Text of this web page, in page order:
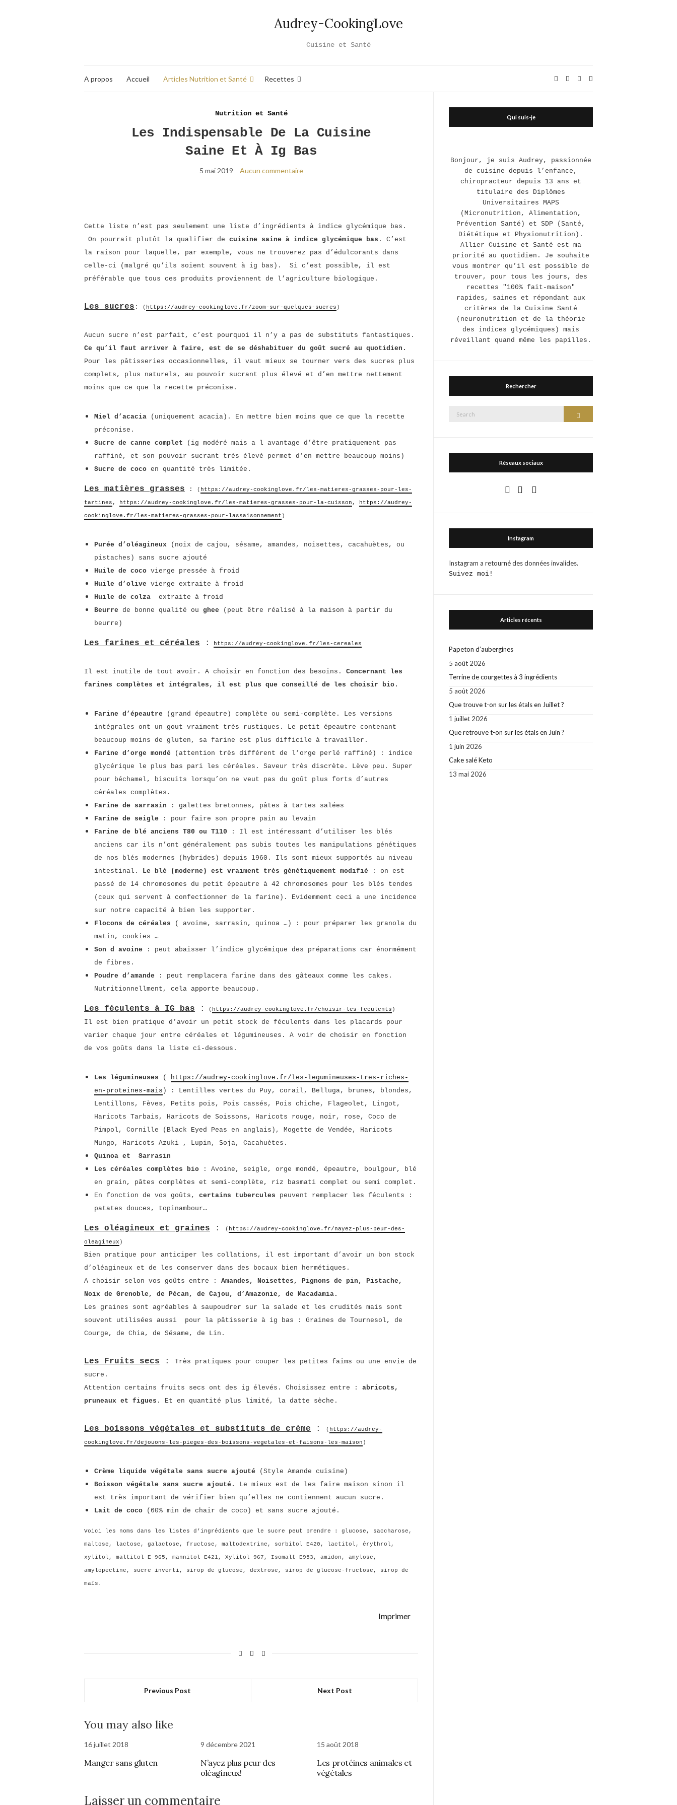
Audrey-CookingLove
Cuisine et Santé
A propos Accueil Articles Nutrition et Santé Recettes
Nutrition et Santé
Les Indispensable De La Cuisine
Saine Et À Ig Bas
5 mai 2019 Aucun commentaire
Cette liste n’est pas seulement une liste d’ingrédients à indice glycémique bas.
On pourrait plutôt la qualifier de cuisine saine à indice glycémique bas . C’est
la raison pour laquelle, par exemple, vous ne trouverez pas d’édulcorants dans
celle-ci (malgré qu’ils soient souvent à ig bas). Si c’est possible, il est
préférable que tous ces produits proviennent de l’agriculture biologique.
Les sucres : ( https://audrey-cookinglove.fr/zoom-sur-quelques-sucres )
Aucun sucre n’est parfait, c’est pourquoi il n’y a pas de substituts fantastiques.
Ce qu’il faut arriver à faire, est de se déshabituer du goût sucré au quotidien.
Pour les pâtisseries occasionnelles, il vaut mieux se tourner vers des sucres plus
complets, plus naturels, au pouvoir sucrant plus élevé et d’en mettre nettement
moins que ce que la recette préconise.
Miel d’acacia (uniquement acacia). En mettre bien moins que ce que la recette
préconise.
Sucre de canne complet (ig modéré mais a l avantage d’être pratiquement pas
raffiné, et son pouvoir sucrant très élevé permet d’en mettre beaucoup moins)
Sucre de coco en quantité très limitée.
Les matières grasses : ( https://audrey-cookinglove.fr/les-matieres-grasses-pour-les-
tartines , https://audrey-cookinglove.fr/les-matieres-grasses-pour-la-cuisson , https://audrey-
cookinglove.fr/les-matieres-grasses-pour-lassaisonnement )
Purée d’oléagineux (noix de cajou, sésame, amandes, noisettes, cacahuètes, ou
pistaches) sans sucre ajouté
Huile de coco vierge pressée à froid
Huile d’olive vierge extraite à froid
Huile de colza
extraite à froid
Beurre de bonne qualité ou ghee
(peut être réalisé à la maison à partir du
beurre)
Les farines et céréales : https://audrey-cookinglove.fr/les-cereales
Il est inutile de tout avoir. A choisir en fonction des besoins. Concernant les
farines complètes et intégrales, il est plus que conseillé de les choisir bio.
Farine d’épeautre (grand épeautre) complète ou semi-complète. Les versions
intégrales ont un gout vraiment très rustiques. Le petit épeautre contenant
beaucoup moins de gluten, sa farine est plus difficile à travailler.
Farine d’orge mondé (attention très différent de l’orge perlé raffiné) : indice
glycérique le plus bas pari les céréales. Saveur très discrète. Lève peu. Super
pour béchamel, biscuits lorsqu’on ne veut pas du goût plus forts d’autres
céréales complètes.
Farine de sarrasin : galettes bretonnes, pâtes à tartes salées
Farine de seigle : pour faire son propre pain au levain
Farine de blé anciens T80 ou T110 : Il est intéressant d’utiliser les blés
anciens car ils n’ont généralement pas subis toutes les manipulations génétiques
de nos blés modernes (hybrides) depuis 1960. Ils sont mieux supportés au niveau
intestinal.
Le blé (moderne) est vraiment très génétiquement modifié : on est
passé de 14 chromosomes du petit épeautre à 42 chromosomes pour les blés tendes
(ceux qui servent à confectionner de la farine). Evidemment ceci a une incidence
sur notre capacité à bien les supporter.
Flocons de céréales ( avoine, sarrasin, quinoa …) : pour préparer les granola du
matin, cookies …
Son d avoine : peut abaisser l’indice glycémique des préparations car énormément
de fibres.
Poudre d’amande : peut remplacera farine dans des gâteaux comme les cakes.
Nutritionnellment, cela apporte beaucoup.
Les féculents à IG bas : ( https://audrey-cookinglove.fr/choisir-les-feculents )
Il est bien pratique d’avoir un petit stock de féculents dans les placards pour
varier chaque jour entre céréales et légumineuses. A voir de choisir en fonction
de vos goûts dans la liste ci-dessous.
Les légumineuses ( https://audrey-cookinglove.fr/les-legumineuses-tres-riches-
en-proteines-mais ) : Lentilles vertes du Puy, corail, Belluga, brunes, blondes,
Lentillons, Fèves, Petits pois, Pois cassés, Pois chiche, Flageolet, Lingot,
Haricots Tarbais, Haricots de Soissons, Haricots rouge, noir, rose, Coco de
Pimpol, Cornille (Black Eyed Peas en anglais), Mogette de Vendée, Haricots
Mungo, Haricots Azuki , Lupin, Soja, Cacahuètes.
Quinoa et
Sarrasin
Les céréales complètes bio : Avoine, seigle, orge mondé, épeautre, boulgour, blé
en grain, pâtes complètes et semi-complète, riz basmati complet ou semi complet.
En fonction de vos goûts, certains tubercules peuvent remplacer les féculents :
patates douces, topinambour…
Les oléagineux et graines : ( https://audrey-cookinglove.fr/nayez-plus-peur-des-
oleagineux )
Bien pratique pour anticiper les collations, il est important d’avoir un bon stock
d’oléagineux et de les conserver dans des bocaux bien hermétiques.
A choisir selon vos goûts entre : Amandes, Noisettes, Pignons de pin, Pistache,
Noix de Grenoble, de Pécan, de Cajou, d’Amazonie, de Macadamia.
Les graines sont agréables à saupoudrer sur la salade et les crudités mais sont
souvent utilisées aussi pour la pâtisserie à ig bas : Graines de Tournesol, de
Courge, de Chia, de Sésame, de Lin.
Les Fruits secs : Très pratiques pour couper les petites faims ou une envie de
sucre.
Attention certains fruits secs ont des ig élevés. Choisissez entre : abricots,
pruneaux et figues . Et en quantité plus limité, la datte sèche.
Les boissons végétales et substituts de crème : ( https://audrey-
cookinglove.fr/dejouons-les-pieges-des-boissons-vegetales-et-faisons-les-maison )
Crème liquide végétale sans sucre ajouté (Style Amande cuisine)
Boisson végétale sans sucre ajouté. Le mieux est de les faire maison sinon il
est très important de vérifier bien qu’elles ne contiennent aucun sucre.
Lait de coco (60% min de chair de coco) et sans sucre ajouté.
Voici les noms dans les listes d’ingrédients que le sucre peut prendre : glucose, saccharose,
maltose, lactose, galactose, fructose, maltodextrine, sorbitol E420, lactitol, érythrol,
xylitol, maltitol E 965, mannitol E421, Xylitol 967, Isomalt E953, amidon, amylose,
amylopectine, sucre inverti, sirop de glucose, dextrose, sirop de glucose-fructose, sirop de
maïs.
Imprimer
Previous Post Next Post
You may also like
16 juillet 2018
Manger sans gluten
9 décembre 2021
N’ayez plus peur des
oléagineux!
15 août 2018
Les protéines animales et
végétales
Laisser un commentaire
Qui suis-je
Bonjour, je suis Audrey, passionnée
de cuisine depuis l’enfance,
chiropracteur depuis 13 ans et
titulaire des Diplômes
Universitaires MAPS
(Micronutrition, Alimentation,
Prévention Santé) et SDP (Santé,
Diététique et Physionutrition).
Allier Cuisine et Santé est ma
priorité au quotidien. Je souhaite
vous montrer qu’il est possible de
trouver, pour tous les jours, des
recettes "100% fait-maison"
rapides, saines et répondant aux
critères de la Cuisine Santé
(neuronutrition et de la théorie
des indices glycémiques) mais
réveillant quand même les papilles.
Rechercher
Search
Réseaux sociaux
Instagram
Instagram a retourné des données invalides.
Suivez moi!
Articles récents
Papeton d’aubergines
5 août 2026
Terrine de courgettes à 3 ingrédients
5 août 2026
Que trouve t-on sur les étals en Juillet ?
1 juillet 2026
Que retrouve t-on sur les étals en Juin ?
1 juin 2026
Cake salé Keto
13 mai 2026